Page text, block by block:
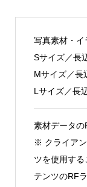
写真素材・
Sサイズ／長
Mサイズ／長
Lサイズ／長
素材データ
※ クライア
ツを使用す
テンツのRF